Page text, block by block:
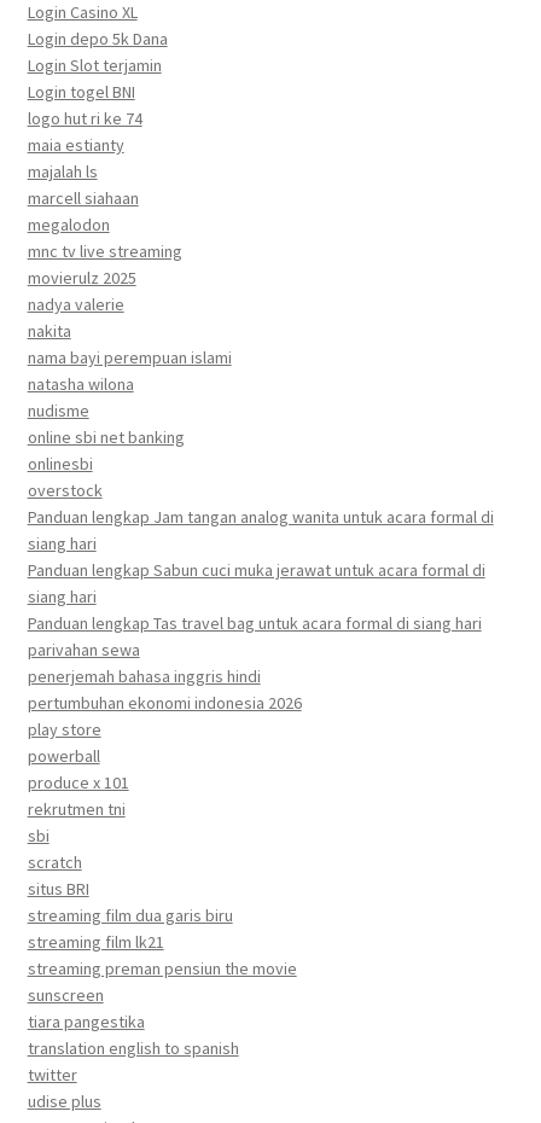
Login Casino XL
Login depo 5k Dana
Login Slot terjamin
Login togel BNI
logo hut ri ke 74
maia estianty
majalah ls
marcell siahaan
megalodon
mnc tv live streaming
movierulz 2025
nadya valerie
nakita
nama bayi perempuan islami
natasha wilona
nudisme
online sbi net banking
onlinesbi
overstock
Panduan lengkap Jam tangan analog wanita untuk acara formal di
siang hari
Panduan lengkap Sabun cuci muka jerawat untuk acara formal di
siang hari
Panduan lengkap Tas travel bag untuk acara formal di siang hari
parivahan sewa
penerjemah bahasa inggris hindi
pertumbuhan ekonomi indonesia 2026
play store
powerball
produce x 101
rekrutmen tni
sbi
scratch
situs BRI
streaming film dua garis biru
streaming film lk21
streaming preman pensiun the movie
sunscreen
tiara pangestika
translation english to spanish
twitter
udise plus